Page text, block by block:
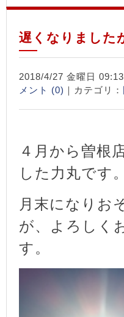
遅くなりました
2018/4/27 金曜日
メント (0) ｜カテゴリ：
４月から曽根
した力丸です。
月末になりお
が、よろしく
す。